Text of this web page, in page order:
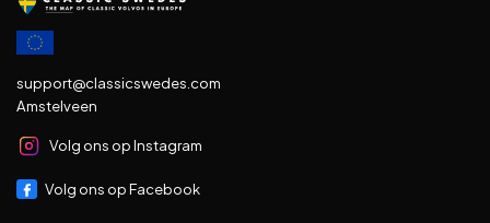
support@classicswedes.com
Amstelveen
Volg ons op Instagram
Volg ons op Facebook